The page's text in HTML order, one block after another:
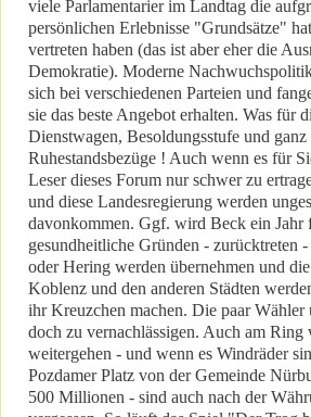
viele Parlamentarier im Landtag die
persönlichen Erlebnisse "Grundsätze"
vertreten haben (das ist aber eher die
Demokratie). Moderne
sich bei verschiedenen Parteien und
sie das beste Angebot erhalten. Was für
Dienstwagen, Besoldungsstufe und ganz
Ruhestandsbezüge ! Auch wenn es für
Leser dieses Forum nur schwer zu
und diese Landesregierung werden
davonkommen. Ggf. wird Beck ein Jahr
gesundheitliche Gründen - zurücktreten
oder Hering werden übernehmen und
Koblenz und den anderen Städten
ihr Kreuzchen machen. Die paar Wähler
doch zu vernachlässigen. Auch am
weitergehen - und wenn es Windräder
Pozdamer Platz von der Gemeinde
500 Millionen - sind auch nach der